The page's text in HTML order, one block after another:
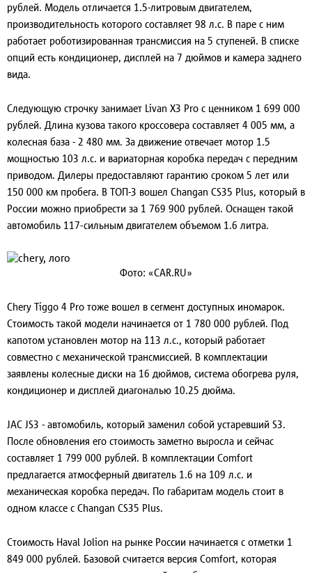
рублей. Модель отличается 1.5-литровым двигателем,
производительность которого составляет 98 л.с. В паре с ним
работает роботизированная трансмиссия на 5 ступеней. В списке
опций есть кондиционер, дисплей на 7 дюймов и камера заднего
вида.
Следующую строчку занимает Livan X3 Pro с ценником 1 699 000
рублей. Длина кузова такого кроссовера составляет 4 005 мм, а
колесная база - 2 480 мм. За движение отвечает мотор 1.5
мощностью 103 л.с. и вариаторная коробка передач с передним
приводом. Дилеры предоставляют гарантию сроком 5 лет или
150 000 км пробега. В ТОП-3 вошел Changan CS35 Plus, который в
России можно приобрести за 1 769 900 рублей. Оснащен такой
автомобиль 117-сильным двигателем объемом 1.6 литра.
Фото: «CAR.RU»
Chery Tiggo 4 Pro тоже вошел в сегмент доступных иномарок.
Стоимость такой модели начинается от 1 780 000 рублей. Под
капотом установлен мотор на 113 л.с., который работает
совместно с механической трансмиссией. В комплектации
заявлены колесные диски на 16 дюймов, система обогрева руля,
кондиционер и дисплей диагональю 10.25 дюйма.
JAC JS3 - автомобиль, который заменил собой устаревший S3.
После обновления его стоимость заметно выросла и сейчас
составляет 1 799 000 рублей. В комплектации Comfort
предлагается атмосферный двигатель 1.6 на 109 л.с. и
механическая коробка передач. По габаритам модель стоит в
одном классе с Changan CS35 Plus.
Стоимость Haval Jolion на рынке России начинается с отметки 1
849 000 рублей. Базовой считается версия Comfort, которая